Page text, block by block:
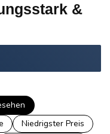
&
Niedrigster Preis